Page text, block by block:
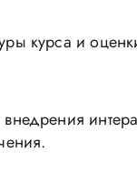
курса и